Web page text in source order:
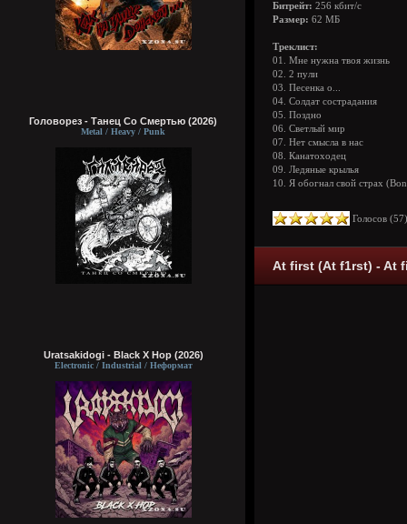
Головорез - Tанец Со Смертью (2026)
Metal / Heavy / Punk
Uratsakidogi - Black X Hop (2026)
Electronic / Industrial / Неформат
Битрейт: 256 кбит/с
Размер: 62 МБ
Треклист:
01. Мне нужна твоя жизнь
02. 2 пули
03. Песенка о...
04. Солдат сострадания
05. Поздно
06. Светлый мир
07. Нет смысла в нас
08. Канатоходец
09. Ледяные крылья
10. Я обогнал свой страх
Голосов (57
At first (At f1rst) - At